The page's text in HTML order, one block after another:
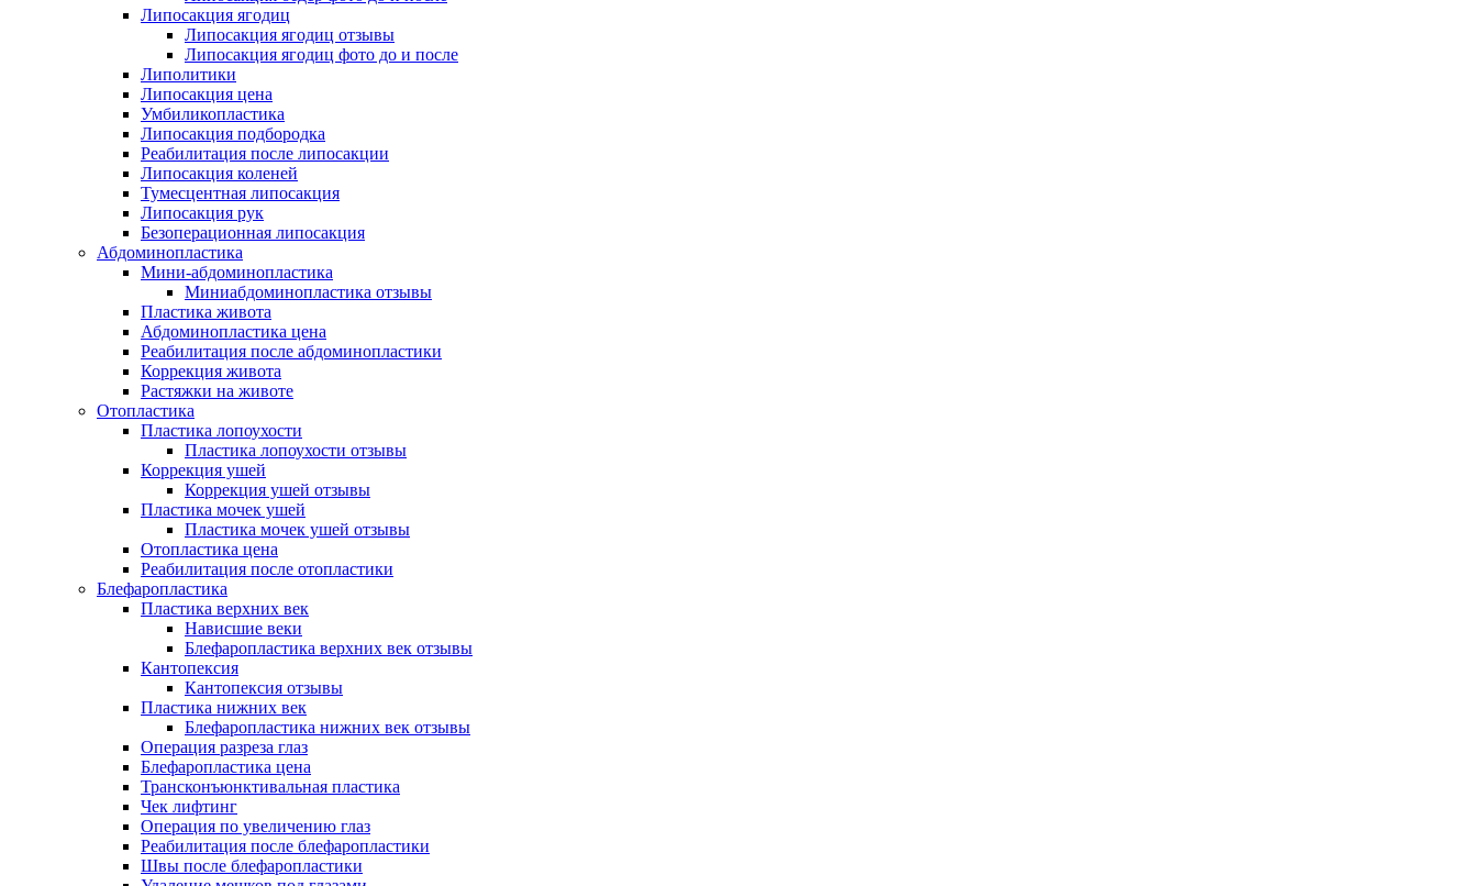
Липосакция ягодиц
Липосакция ягодиц отзывы
Липосакция ягодиц фото до и после
Липолитики
Липосакция цена
Умбиликопластика
Липосакция подбородка
Реабилитация после липосакции
Липосакция коленей
Тумесцентная липосакция
Липосакция рук
Безоперационная липосакция
Абдоминопластика
Мини-абдоминопластика
Миниабдоминопластика отзывы
Пластика живота
Абдоминопластика цена
Реабилитация после абдоминопластики
Коррекция живота
Растяжки на животе
Отопластика
Пластика лопоухости
Пластика лопоухости отзывы
Коррекция ушей
Коррекция ушей отзывы
Пластика мочек ушей
Пластика мочек ушей отзывы
Отопластика цена
Реабилитация после отопластики
Блефаропластика
Пластика верхних век
Нависшие веки
Блефаропластика верхних век отзывы
Кантопексия
Кантопексия отзывы
Пластика нижних век
Блефаропластика нижних век отзывы
Операция разреза глаз
Блефаропластика цена
Трансконъюнктивальная пластика
Чек лифтинг
Операция по увеличению глаз
Реабилитация после блефаропластики
Швы после блефаропластики